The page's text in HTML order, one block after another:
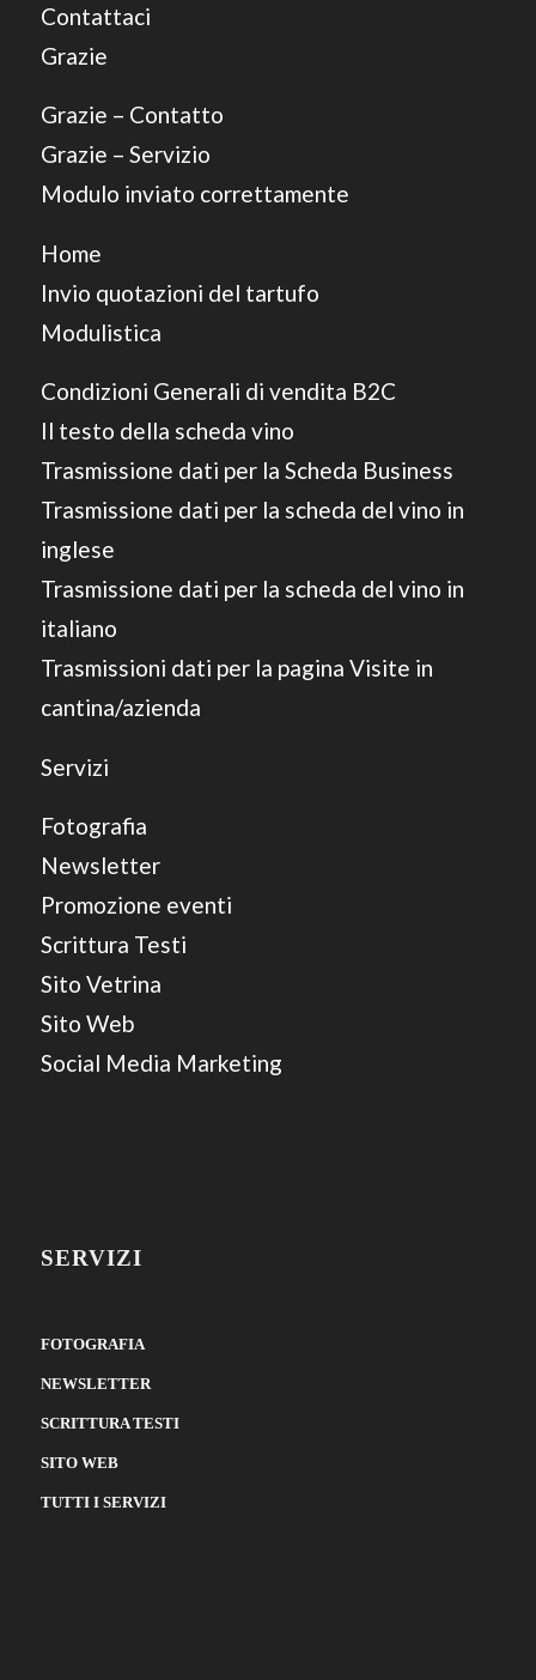
Contattaci
Grazie
Grazie – Contatto
Grazie – Servizio
Modulo inviato correttamente
Home
Invio quotazioni del tartufo
Modulistica
Condizioni Generali di vendita B2C
Il testo della scheda vino
Trasmissione dati per la Scheda Business
Trasmissione dati per la scheda del vino in
inglese
Trasmissione dati per la scheda del vino in
italiano
Trasmissioni dati per la pagina Visite in
cantina/azienda
Servizi
Fotografia
Newsletter
Promozione eventi
Scrittura Testi
Sito Vetrina
Sito Web
Social Media Marketing
SERVIZI
FOTOGRAFIA
NEWSLETTER
SCRITTURA TESTI
SITO WEB
TUTTI I SERVIZI